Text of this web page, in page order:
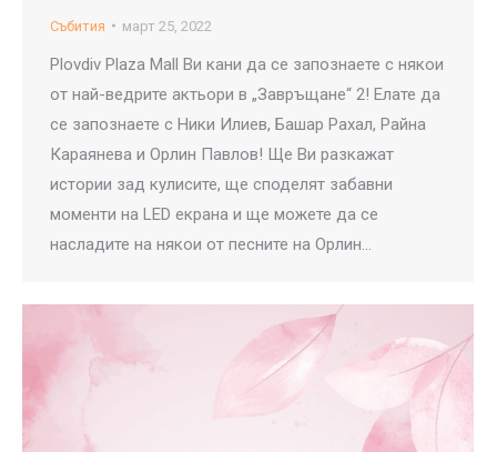
Събития март 25, 2022
Plovdiv Plaza Mall Ви кани да се запознаете с някои
от най-ведрите актьори в „Завръщане“ 2! Елате да
се запознаете с Ники Илиев, Башар Рахал, Райна
Караянева и Орлин Павлов! Ще Ви разкажат
истории зад кулисите, ще споделят забавни
моменти на LED екрана и ще можете да се
насладите на някои от песните на Орлин…